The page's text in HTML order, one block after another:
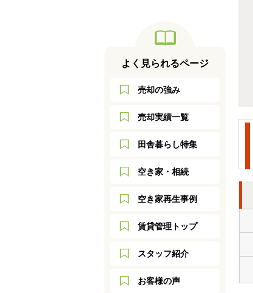
よく見られるページ
売却の強み
売却実績一覧
田舎暮らし特集
空き家・相続
空き家再生事例
賃貸管理トップ
スタッフ紹介
お客様の声